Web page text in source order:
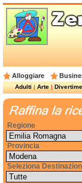
Alloggiare
Adulti|Arte|
Regione
Provincia
Seleziona